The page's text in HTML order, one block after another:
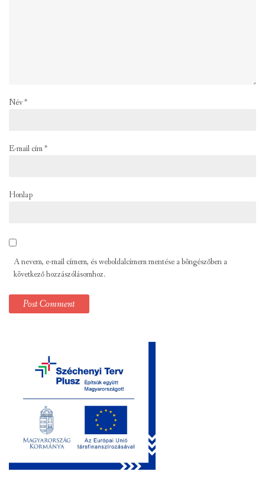
Név*
E-mail cím*
Honlap
A nevem, e-mail címem, és weboldalcímem mentése a böngészőben a
következő hozzászólásomhoz.